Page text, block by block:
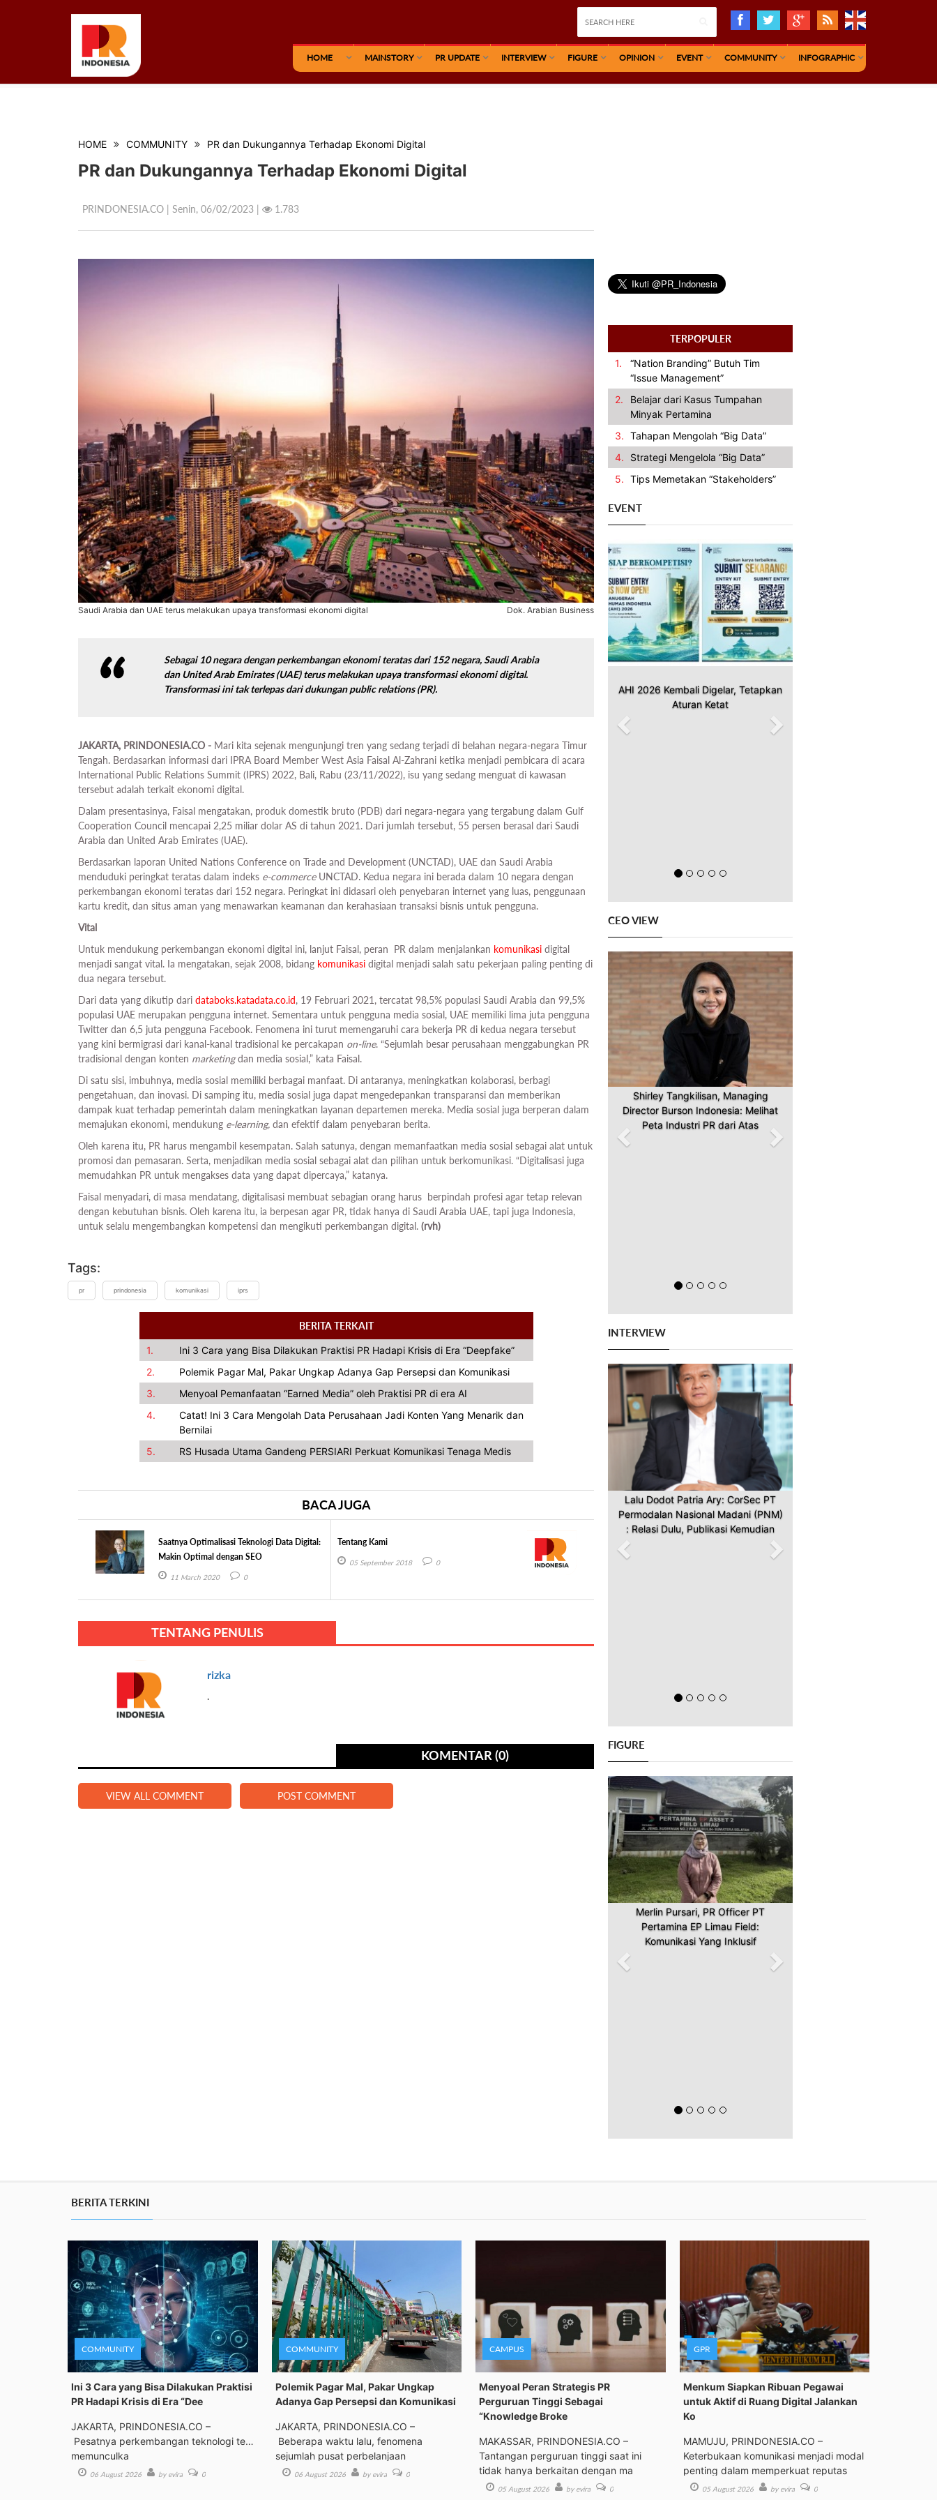
HOME MAINSTORY PR UPDATE INTERVIEW FIGURE OPINION EVENT COMMUNITY INFOGRAPHIC
HOME COMMUNITY PR dan Dukungannya Terhadap Ekonomi Digital
PR dan Dukungannya Terhadap Ekonomi Digital
PRINDONESIA.CO | Senin, 06/02/2023 | 1.783
Saudi Arabia dan UAE terus melakukan upaya transformasi ekonomi digital Dok. Arabian Business
Sebagai 10 negara dengan perkembangan ekonomi teratas dari 152 negara, Saudi Arabia
dan United Arab Emirates (UAE) terus melakukan upaya transformasi ekonomi digital.
Transformasi ini tak terlepas dari dukunganpublic relations(PR).
JAKARTA, PRINDONESIA.CO - Mari kita sejenak mengunjungi tren yang sedang terjadi di belahan negara-negara Timur
Tengah. Berdasarkan informasi dari IPRA Board Member West Asia Faisal Al-Zahrani ketika menjadi pembicara di acara
International Public Relations Summit (IPRS) 2022, Bali, Rabu (23/11/2022), isu yang sedang menguat di kawasan
tersebut adalah terkait ekonomi digital.
Dalam presentasinya, Faisal mengatakan, produk domestik bruto (PDB) dari negara-negara yang tergabung dalam Gulf
Cooperation Council mencapai 2,25 miliar dolar AS di tahun 2021. Dari jumlah tersebut, 55 persen berasal dari Saudi
Arabia dan United Arab Emirates (UAE).
Berdasarkan laporan United Nations Conference on Trade and Development (UNCTAD), UAE dan Saudi Arabia
menduduki peringkat teratas dalam indeks e-commerceUNCTAD. Kedua negara ini berada dalam 10 negara dengan
perkembangan ekonomi teratas dari 152 negara. Peringkat ini didasari oleh penyebaran internet yang luas, penggunaan
kartu kredit, dan situs aman yang menawarkan keamanan dan kerahasiaan transaksi bisnis untuk pengguna.
Vital
Untuk mendukung perkembangan ekonomi digital ini, lanjut Faisal, peran PR dalam menjalankan komunikasi digital
menjadi sangat vital. Ia mengatakan, sejak 2008, bidang komunikasi digital menjadi salah satu pekerjaan paling penting di
dua negara tersebut.
Dari data yang dikutip dari databoks.katadata.co.id, 19 Februari 2021, tercatat 98,5% populasi Saudi Arabia dan 99,5%
populasi UAE merupakan pengguna internet. Sementara untuk pengguna media sosial, UAE memiliki lima juta pengguna
Twitter dan 6,5 juta pengguna Facebook. Fenomena ini turut memengaruhi cara bekerja PR di kedua negara tersebut
yang kini bermigrasi dari kanal-kanal tradisional ke percakapan on-line. “Sejumlah besar perusahaan menggabungkan PR
tradisional dengan konten marketingdan media sosial,” kata Faisal.
Di satu sisi, imbuhnya, media sosial memiliki berbagai manfaat. Di antaranya, meningkatkan kolaborasi, berbagi
pengetahuan, dan inovasi. Di samping itu, media sosial juga dapat mengedepankan transparansi dan memberikan
dampak kuat terhadap pemerintah dalam meningkatkan layanan departemen mereka. Media sosial juga berperan dalam
memajukan ekonomi, mendukung e-learning, dan efektif dalam penyebaran berita.
Oleh karena itu, PR harus mengambil kesempatan. Salah satunya, dengan memanfaatkan media sosial sebagai alat untuk
promosi dan pemasaran. Serta, menjadikan media sosial sebagai alat dan pilihan untuk berkomunikasi. “Digitalisasi juga
memudahkan PR untuk mengakses data yang dapat dipercaya,” katanya.
Faisal menyadari, di masa mendatang, digitalisasi membuat sebagian orang harus berpindah profesi agar tetap relevan
dengan kebutuhan bisnis. Oleh karena itu, ia berpesan agar PR, tidak hanya di Saudi Arabia UAE, tapi juga Indonesia,
untuk selalu mengembangkan kompetensi dan mengikuti perkembangan digital. (rvh)
Tags:
pr prindonesia komunikasi iprs
BERITA TERKAIT
1.
Ini 3 Cara yang Bisa Dilakukan Praktisi PR Hadapi Krisis di Era “Deepfake”
2.
Polemik Pagar Mal, Pakar Ungkap Adanya Gap Persepsi dan Komunikasi
3.
Menyoal Pemanfaatan “Earned Media” oleh Praktisi PR di era AI
4.
Catat! Ini 3 Cara Mengolah Data Perusahaan Jadi Konten Yang Menarik dan
Bernilai
5.
RS Husada Utama Gandeng PERSIARI Perkuat Komunikasi Tenaga Medis
BACA JUGA
Saatnya Optimalisasi Teknologi Data Digital:
Makin Optimal dengan SEO
11 March 2020 0
Tentang Kami
05 September 2018 0
TENTANG PENULIS
rizka
.
KOMENTAR (0)
VIEW ALL COMMENT POST COMMENT
TERPOPULER
1.
“Nation Branding” Butuh Tim
“Issue Management”
2.
Belajar dari Kasus Tumpahan
Minyak Pertamina
3. Tahapan Mengolah “Big Data”
4.
Strategi Mengelola “Big Data”
5. Tips Memetakan “Stakeholders”
EVENT
AHI 2026 Kembali Digelar, Tetapkan
Aturan Ketat
Previous Next
CEO VIEW
Shirley Tangkilisan, Managing
Director Burson Indonesia: Melihat
Peta Industri PR dari Atas
Previous Next
INTERVIEW
Lalu Dodot Patria Ary: CorSec PT
Permodalan Nasional Madani (PNM)
: Relasi Dulu, Publikasi Kemudian
Previous Next
FIGURE
Merlin Pursari, PR Officer PT
Pertamina EP Limau Field:
Komunikasi Yang Inklusif
Previous Next
BERITA TERKINI
COMMUNITY
Ini 3 Cara yang Bisa Dilakukan Praktisi
PR Hadapi Krisis di Era “Dee
JAKARTA, PRINDONESIA.CO –
Pesatnya perkembangan teknologi telah
memunculka
06 August 2026 by evira 0
COMMUNITY
Polemik Pagar Mal, Pakar Ungkap
Adanya Gap Persepsi dan Komunikasi
JAKARTA, PRINDONESIA.CO –
Beberapa waktu lalu, fenomena
sejumlah pusat perbelanjaan
06 August 2026 by evira 0
CAMPUS
Menyoal Peran Strategis PR
Perguruan Tinggi Sebagai
“Knowledge Broke
MAKASSAR, PRINDONESIA.CO –
Tantangan perguruan tinggi saat ini
tidak hanya berkaitan dengan ma
05 August 2026 by evira 0
GPR
Menkum Siapkan Ribuan Pegawai
untuk Aktif di Ruang Digital Jalankan
Ko
MAMUJU, PRINDONESIA.CO –
Keterbukaan komunikasi menjadi modal
penting dalam memperkuat reputas
05 August 2026 by evira 0